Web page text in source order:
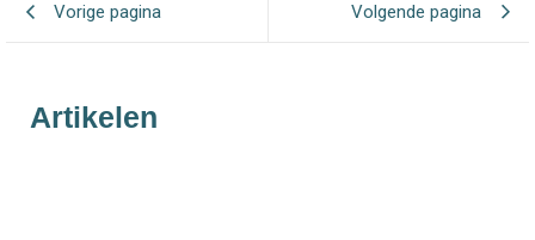
Vorige pagina Volgende pagina
Artikelen